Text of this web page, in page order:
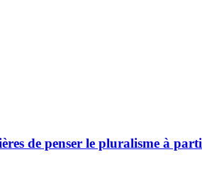
de penser le pluralisme à